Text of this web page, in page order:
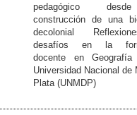
pedagógico
construcción de una
decolonial
desafíos en la
docente en
Universidad Nacional de
Plata (UNMDP)